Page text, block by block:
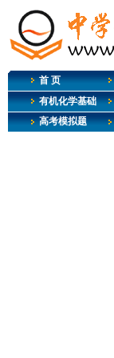
首 页
有机化学基础
高考模拟题